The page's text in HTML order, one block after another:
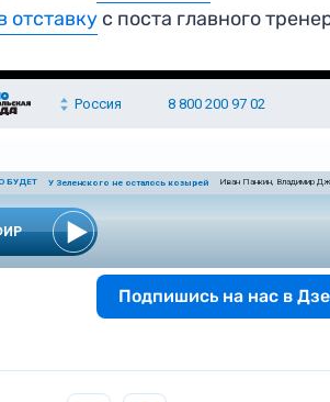
отставку с поста главного
Подпишись на нас в